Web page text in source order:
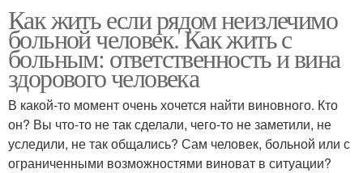
Как жить если рядом неизлечимо
больной человек. Как жить с
больным: ответственность и вина
здорового человека
В какой-то момент очень хочется найти виновного. Кто
он? Вы что-то не так сделали, чего-то не заметили, не
уследили, не так общались? Сам человек, больной или с
ограниченными возможностями виноват в ситуации?